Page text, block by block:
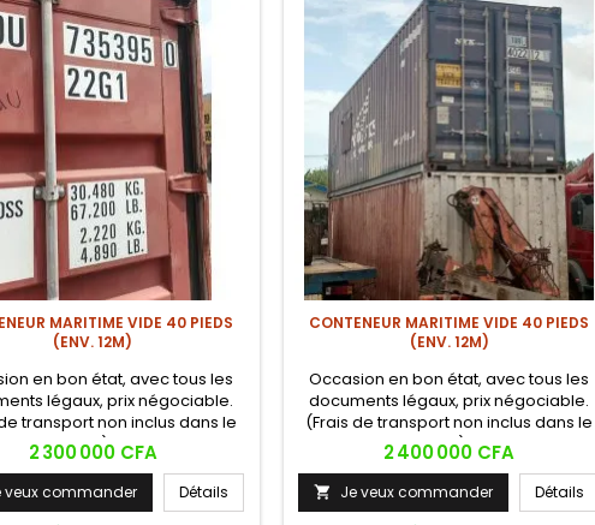
MARITIME VIDE 40 PIEDS
(ENV. 12M)
en bon état, avec tous les
légaux, prix négociable.
transport non inclus dans le
prix).
Prix
2 300 000 CFA
veux commander Détails
CONTENEUR MARITIME VIDE 40 PIEDS
(ENV. 12M)
Occasion en bon état, avec tous les
documents légaux, prix négociable.
(Frais de transport non inclus dans le
prix).
Prix
2 400 000 CFA
 Je veux commander Détails